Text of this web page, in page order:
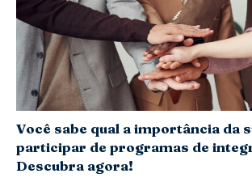
Você sabe qual a importância da
participar de programas de
Descubra agora!